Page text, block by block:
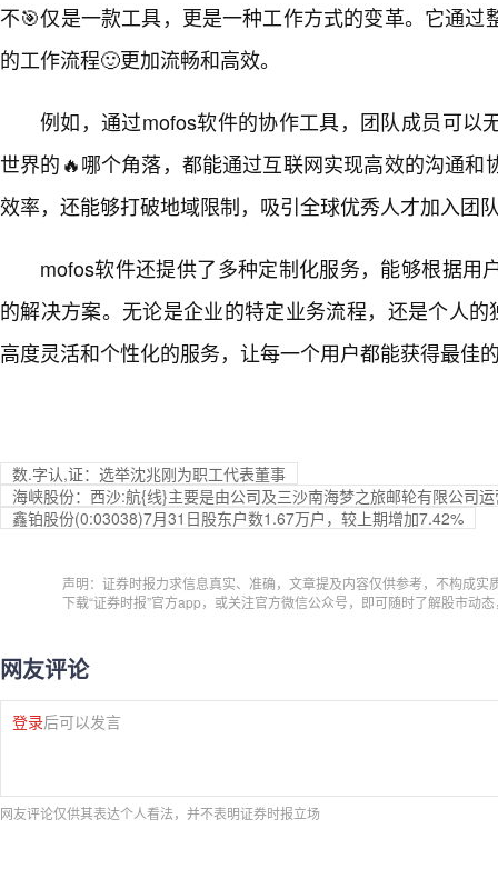
不🎯仅是一款工具，更是一种工作方式的变革。它通过
的工作流程🙂更加流畅和高效。
例如，通过mofos软件的协作工具，团队成员可以
世界的🔥哪个角落，都能通过互联网实现高效的沟通和
效率，还能够打破地域限制，吸引全球优秀人才加入团
mofos软件还提供了多种定制化服务，能够根据用
的解决方案。无论是企业的特定业务流程，还是个人
高度灵活和个性化的服务，让每一个用户都能获得最佳
数.字认,证：选举沈兆刚为职工代表董事
海峡股份：西沙:航{线}主要是由公司及三沙南海梦之旅邮轮有限公司
鑫铂股份(0:03038)7月31日股东户数1.67万户，较上期增加7.42%
声明：证券时报力求信息真实、准确，文章提及内容仅供参考，不构成实
下载“证券时报”官方app，或关注官方微信公众号，即可随时了解股市动
网友评论
登录后可以发言
网友评论仅供其表达个人看法，并不表明证券时报立场